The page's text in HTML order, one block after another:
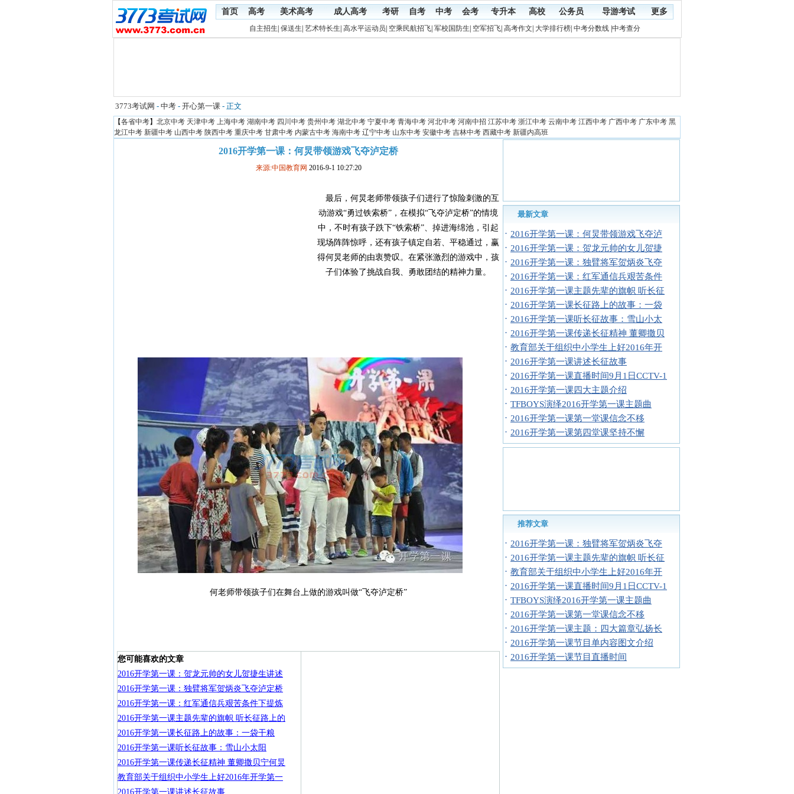
首页 高考 美术高考 成人高考 考研 自考 中考 会考 专升本 高校 公务员 导游考试 更多
自主招生 保送生 艺术特长生 高水平运动员 空乘民航招飞| 军校国防生 空军招飞| 高考作文 大学排行榜| 中考分数线| 中考查分
3773考试网 - 中考 - 开心第一课 - 正文
【各省中考】 北京中考 天津中考 上海中考 湖南中考 四川中考 贵州中考 湖北中考 宁夏中考 青海中考 河北中考 河南中招 江苏中考 浙江中考 云南中考 江西中考 广西中考 广东中考 黑
龙江中考 新疆中考 山西中考 陕西中考 重庆中考 甘肃中考 内蒙古中考 海南中考 辽宁中考 山东中考 安徽中考 吉林中考 西藏中考 新疆内高班
2016开学第一课：何炅带领游戏飞夺泸定桥
来源:中国教育网 2016-9-1 10:27:20
最后，何炅老师带领孩子们进行了惊险刺激的互
动游戏“勇过铁索桥”，在模拟“飞夺泸定桥”的情境
中，不时有孩子跌下“铁索桥”、掉进海绵池，引起
现场阵阵惊呼，还有孩子镇定自若、平稳通过，赢
得何炅老师的由衷赞叹。在紧张激烈的游戏中，孩
子们体验了挑战自我、勇敢团结的精神力量。
何老师带领孩子们在舞台上做的游戏叫做“飞夺泸定桥”
您可能喜欢的文章
2016开学第一课：贺龙元帅的女儿贺捷生讲述
2016开学第一课：独臂将军贺炳炎飞夺泸定桥
2016开学第一课：红军通信兵艰苦条件下提炼
2016开学第一课主题先辈的旗帜 听长征路上的
2016开学第一课长征路上的故事：一袋干粮
2016开学第一课听长征故事：雪山小太阳
2016开学第一课传递长征精神 董卿撒贝宁何炅
教育部关于组织中小学生上好2016年开学第一
2016开学第一课讲述长征故事
最新文章
· 2016开学第一课：何炅带领游戏飞夺泸
· 2016开学第一课：贺龙元帅的女儿贺捷
· 2016开学第一课：独臂将军贺炳炎飞夺
· 2016开学第一课：红军通信兵艰苦条件
· 2016开学第一课主题先辈的旗帜 听长征
· 2016开学第一课长征路上的故事：一袋
· 2016开学第一课听长征故事：雪山小太
· 2016开学第一课传递长征精神 董卿撒贝
· 教育部关于组织中小学生上好2016年开
· 2016开学第一课讲述长征故事
· 2016开学第一课直播时间9月1日CCTV-1
· 2016开学第一课四大主题介绍
· TFBOYS演绎2016开学第一课主题曲
· 2016开学第一课第一堂课信念不移
· 2016开学第一课第四堂课坚持不懈
推荐文章
· 2016开学第一课：独臂将军贺炳炎飞夺
· 2016开学第一课主题先辈的旗帜 听长征
· 教育部关于组织中小学生上好2016年开
· 2016开学第一课直播时间9月1日CCTV-1
· TFBOYS演绎2016开学第一课主题曲
· 2016开学第一课第一堂课信念不移
· 2016开学第一课主题：四大篇章弘扬长
· 2016开学第一课节目单内容图文介绍
· 2016开学第一课节目直播时间